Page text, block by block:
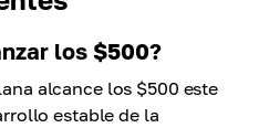
los $500?
alcance los $500 este
estable de la